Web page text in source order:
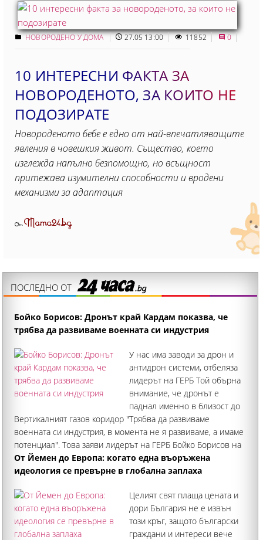
НОВОРОДЕНО У ДОМА 27.05 13:00 11852 0
10 ИНТЕРЕСНИ ФАКТА ЗА
НОВОРОДЕНОТО, ЗА КОИТО НЕ
ПОДОЗИРАТЕ
Новороденото бебе е едно от най-впечатляващите
явления в човешкия живот. Същество, което
изглежда напълно безпомощно, но всъщност
притежава изумителни способности и вродени
механизми за адаптация
ОтMama24.bg
ПОСЛЕДНО ОТ
Бойко Борисов: Дронът край Кардам показва, че
трябва да развиваме военната си индустрия
У нас има заводи за дрон и
антидрон системи, отбеляза
лидерът на ГЕРБ Той обърна
внимание, че дронът е
паднал именно в близост до
Вертикалният газов коридор "Трябва да развиваме
военната си индустрия, в момента не я развиваме, а имаме
потенциал". Това заяви лидерът на ГЕРБ Бойко Борисов на
брифинг в Търговище
От Йемен до Европа: когато една въоръжена
идеология се превърне в глобална заплаха
Целият свят плаща цената и
дори България не е извън
този кръг, защото български
граждани и интереси вече